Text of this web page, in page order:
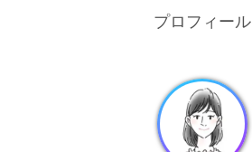
プロフィール